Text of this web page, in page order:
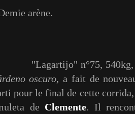
arène.
540kg, ( hors
oscuro, a fait de
pour le final de cette
de Clemente. Il